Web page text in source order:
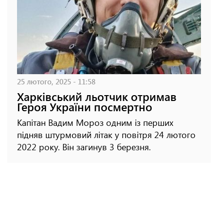
25 лютого, 2025 - 11:58
Харківський льотчик отримав
Героя України посмертно
Капітан Вадим Мороз одним із перших
підняв штурмовий літак у повітря 24 лютого
2022 року. Він загинув 3 березня.